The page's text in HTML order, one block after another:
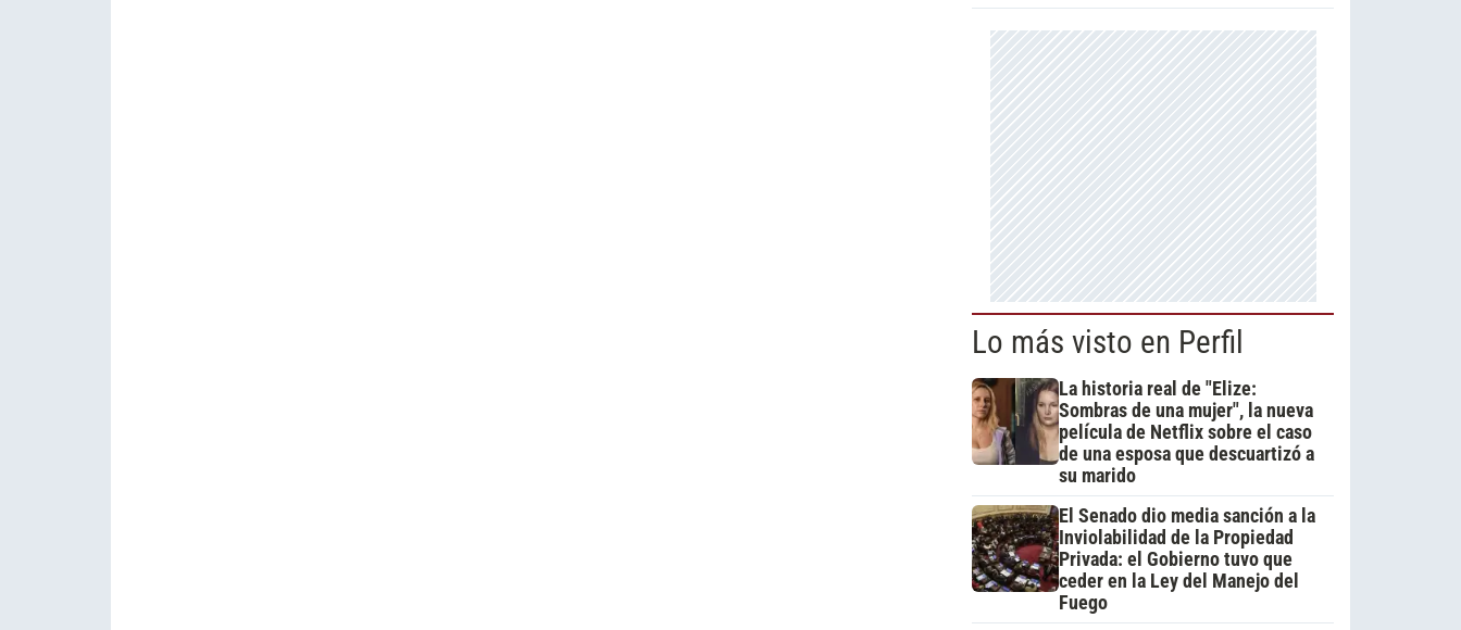
Lo más visto en Perfil
La historia real de "Elize:
Sombras de una mujer", la nueva
película de Netflix sobre el caso
de una esposa que descuartizó a
su marido
El Senado dio media sanción a la
Inviolabilidad de la Propiedad
Privada: el Gobierno tuvo que
ceder en la Ley del Manejo del
Fuego